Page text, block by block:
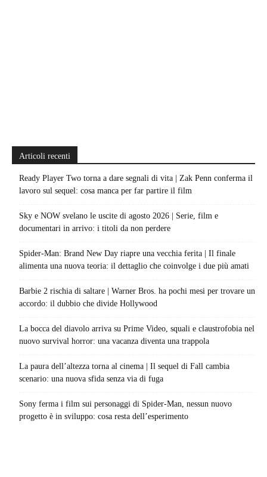
Articoli recenti
Ready Player Two torna a dare segnali di vita | Zak Penn conferma il
lavoro sul sequel: cosa manca per far partire il film
Sky e NOW svelano le uscite di agosto 2026 | Serie, film e
documentari in arrivo: i titoli da non perdere
Spider-Man: Brand New Day riapre una vecchia ferita | Il finale
alimenta una nuova teoria: il dettaglio che coinvolge i due più amati
Barbie 2 rischia di saltare | Warner Bros. ha pochi mesi per trovare un
accordo: il dubbio che divide Hollywood
La bocca del diavolo arriva su Prime Video, squali e claustrofobia nel
nuovo survival horror: una vacanza diventa una trappola
La paura dell’altezza torna al cinema | Il sequel di Fall cambia
scenario: una nuova sfida senza via di fuga
Sony ferma i film sui personaggi di Spider-Man, nessun nuovo
progetto è in sviluppo: cosa resta dell’esperimento